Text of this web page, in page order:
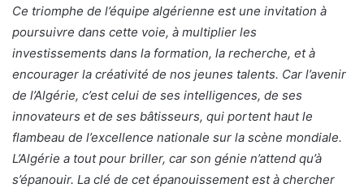
Ce triomphe de l’équipe algérienne est une invitation à
poursuivre dans cette voie, à multiplier les
investissements dans la formation, la recherche, et à
encourager la créativité de nos jeunes talents. Car l’avenir
de l’Algérie, c’est celui de ses intelligences, de ses
innovateurs et de ses bâtisseurs, qui portent haut le
flambeau de l’excellence nationale sur la scène mondiale.
L’Algérie a tout pour briller, car son génie n’attend qu’à
s’épanouir. La clé de cet épanouissement est à chercher